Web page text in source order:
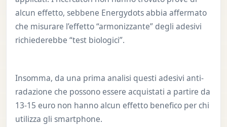
alcun effetto, sebbene Energydots abbia affermato
che misurare l’effetto “armonizzante” degli adesivi
richiederebbe “test biologici”.
Insomma, da una prima analisi questi adesivi anti-
radazione che possono essere acquistati a partire da
13-15 euro non hanno alcun effetto benefico per chi
utilizza gli smartphone.